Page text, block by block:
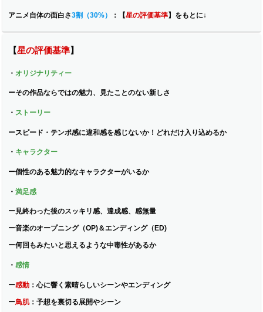
アニメ自体の面白さ3割（30%） ：【星の評価基準】をもとに↓
【星の評価基準】
・ オリジナリティー
ーその作品ならではの魅力、見たことのない新しさ
・ ストーリー
ースピード・テンポ感に違和感を感じないか！どれだけ入り込めるか
・ キャラクター
ー個性のある魅力的なキャラクターがいるか
・満足感
ー見終わった後のスッキリ感、達成感、感無量
ー音楽のオープニング（OP)＆エンディング（ED)
ー何回もみたいと思えるような中毒性があるか
・感情
ー感動 ：心に響く素晴らしいシーンやエンディング
ー鳥肌：予想を裏切る展開やシーン